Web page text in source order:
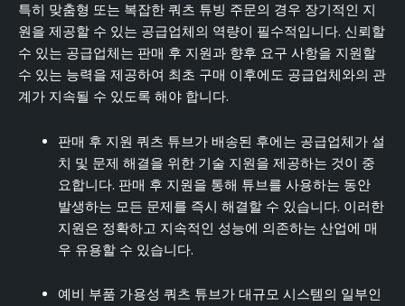
특히 맞춤형 또는 복잡한 쿼츠 튜빙 주문의 경우 장기적인 지
원을 제공할 수 있는 공급업체의 역량이 필수적입니다. 신뢰할
수 있는 공급업체는 판매 후 지원과 향후 요구 사항을 지원할
수 있는 능력을 제공하여 최초 구매 이후에도 공급업체와의 관
계가 지속될 수 있도록 해야 합니다.
판매 후 지원 쿼츠 튜브가 배송된 후에는 공급업체가 설
치 및 문제 해결을 위한 기술 지원을 제공하는 것이 중
요합니다. 판매 후 지원을 통해 튜브를 사용하는 동안
발생하는 모든 문제를 즉시 해결할 수 있습니다. 이러한
지원은 정확하고 지속적인 성능에 의존하는 산업에 매
우 유용할 수 있습니다.
예비 부품 가용성 쿼츠 튜브가 대규모 시스템의 일부인